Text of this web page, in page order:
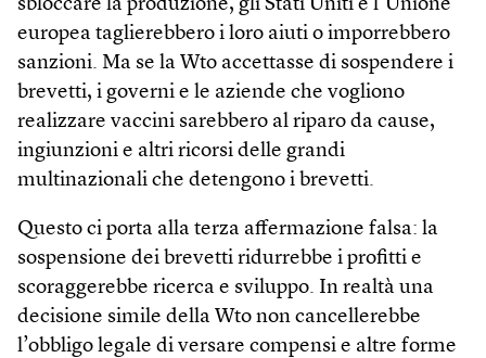
sbloccare la produzione, gli Stati Uniti e l’Unione
europea taglierebbero i loro aiuti o imporrebbero
sanzioni. Ma se la Wto accettasse di sospendere i
brevetti, i governi e le aziende che vogliono
realizzare vaccini sarebbero al riparo da cause,
ingiunzioni e altri ricorsi delle grandi
multinazionali che detengono i brevetti.
Questo ci porta alla terza affermazione falsa: la
sospensione dei brevetti ridurrebbe i profitti e
scoraggerebbe ricerca e sviluppo. In realtà una
decisione simile della Wto non cancellerebbe
l’obbligo legale di versare compensi e altre forme